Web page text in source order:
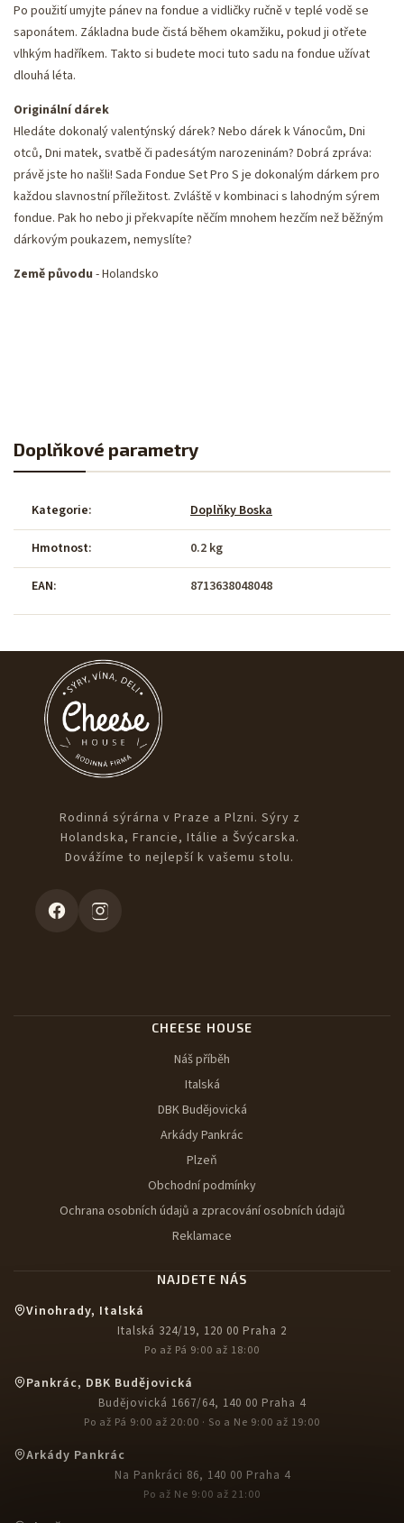
Po použití umyjte pánev na fondue a vidličky ručně v teplé vodě se
saponátem. Základna bude čistá během okamžiku, pokud ji otřete
vlhkým hadříkem. Takto si budete moci tuto sadu na fondue užívat
dlouhá léta.
Originální dárek
Hledáte dokonalý valentýnský dárek? Nebo dárek k Vánocům, Dni
otců, Dni matek, svatbě či padesátým narozeninám? Dobrá zpráva:
právě jste ho našli! Sada Fondue Set Pro S je dokonalým dárkem pro
každou slavnostní příležitost. Zvláště v kombinaci s lahodným sýrem
fondue. Pak ho nebo ji překvapíte něčím mnohem hezčím než běžným
dárkovým poukazem, nemyslíte?
Země původu - Holandsko
Doplňkové parametry
Kategorie: Doplňky Boska
Hmotnost: 0.2 kg
EAN: 8713638048048
Rodinná sýrárna v Praze a Plzni. Sýry z
Holandska, Francie, Itálie a Švýcarska.
Dovážíme to nejlepší k vašemu stolu.
CHEESE HOUSE
Náš příběh
Italská
DBK Budějovická
Arkády Pankrác
Plzeň
Obchodní podmínky
Ochrana osobních údajů a zpracování osobních údajů
Reklamace
NAJDETE NÁS
Vinohrady, Italská
Italská 324/19, 120 00 Praha 2
Po až Pá 9:00 až 18:00
Pankrác, DBK Budějovická
Budějovická 1667/64, 140 00 Praha 4
Po až Pá 9:00 až 20:00 · So a Ne 9:00 až 19:00
Arkády Pankrác
Na Pankráci 86, 140 00 Praha 4
Po až Ne 9:00 až 21:00